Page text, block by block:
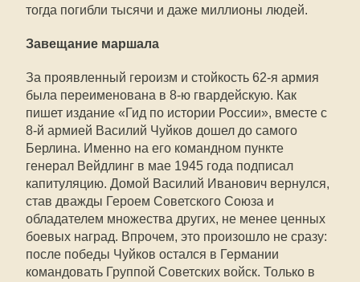
тогда погибли тысячи и даже миллионы людей.
Завещание маршала
За проявленный героизм и стойкость 62-я армия
была переименована в 8-ю гвардейскую. Как
пишет издание «Гид по истории России», вместе с
8-й армией Василий Чуйков дошел до самого
Берлина. Именно на его командном пункте
генерал Вейдлинг в мае 1945 года подписал
капитуляцию. Домой Василий Иванович вернулся,
став дважды Героем Советского Союза и
обладателем множества других, не менее ценных
боевых наград. Впрочем, это произошло не сразу:
после победы Чуйков остался в Германии
командовать Группой Советских войск. Только в